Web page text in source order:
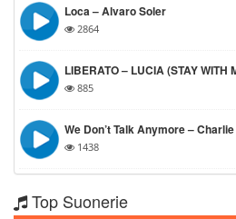
Loca – Alvaro Soler
2864
LIBERATO – LUCIA (STAY WITH
885
We Don’t Talk Anymore –
1438
Top Suonerie